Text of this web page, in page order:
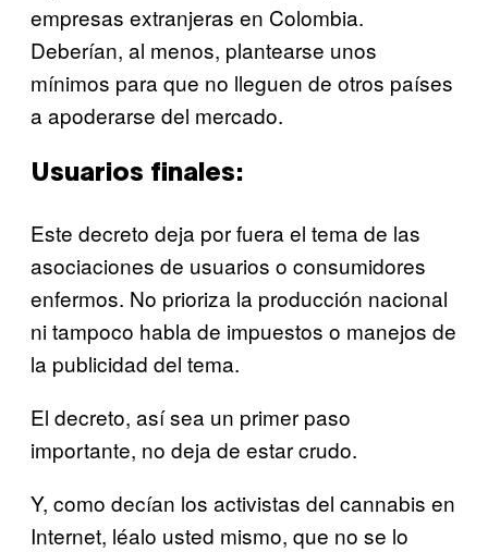
empresas extranjeras en Colombia.
Deberían, al menos, plantearse unos
mínimos para que no lleguen de otros países
a apoderarse del mercado.
Usuarios finales:
Este decreto deja por fuera el tema de las
asociaciones de usuarios o consumidores
enfermos. No prioriza la producción nacional
ni tampoco habla de impuestos o manejos de
la publicidad del tema.
El decreto, así sea un primer paso
importante, no deja de estar crudo.
Y, como decían los activistas del cannabis en
Internet, léalo usted mismo, que no se lo